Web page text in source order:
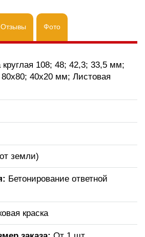
Отзывы Фото
круглая 108; 48; 42,3; 33,5 мм;
40х20 мм; Листовая
земли)
Бетонирование ответной
краска